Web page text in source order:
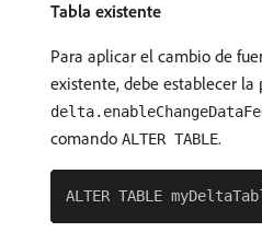
Tabla existente
Para aplicar el cambio de
existente, debe establecer la
comando ALTER TABLE.